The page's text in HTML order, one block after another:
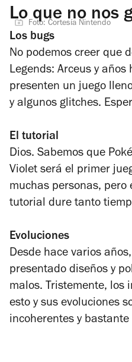
Lo que no nos
Foto: Cortesía Nintendo
Los bugs
No podemos creer que
Legends: Arceus y años
presenten un juego
y algunos glitches.
El tutorial
Dios. Sabemos que
Violet será el primer
muchas personas, pero
tutorial dure tanto
Evoluciones
Desde hace varios
presentado diseños y
malos. Tristemente, los
esto y sus evoluciones
incoherentes y bastante